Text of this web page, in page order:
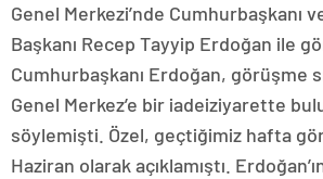
Genel Merkezi’nde Cumhurbaşkanı
Başkanı Recep Tayyip Erdoğan ile
Cumhurbaşkanı Erdoğan, görüşme
Genel Merkez’e bir iadeiziyarette
söylemişti. Özel, geçtiğimiz hafta
Haziran olarak açıklamıştı.